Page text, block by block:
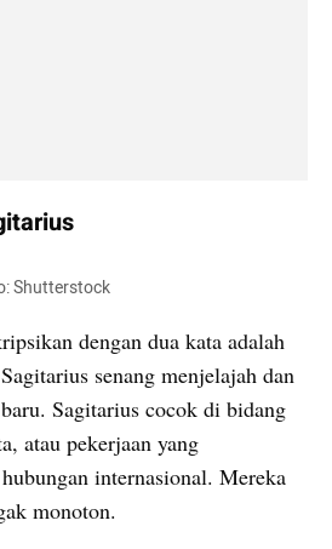
Shutterstock
dengan dua kata adalah
senang menjelajah dan
Sagitarius cocok di bidang
atau pekerjaan yang
internasional. Mereka
monoton.